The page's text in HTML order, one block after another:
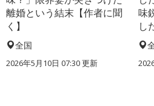
離婚という結末【作者に聞
く】
全国
2026年5月10日 07:30 更新
味
し